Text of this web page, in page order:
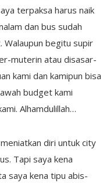
terpaksa harus naik
dan bus sudah
begitu supir
muterin atau disasar-
kami dan kamipun bisa
budget kami
Alhamdulillah…
diri untuk city
Tapi saya kena
saya kena tipu abis-